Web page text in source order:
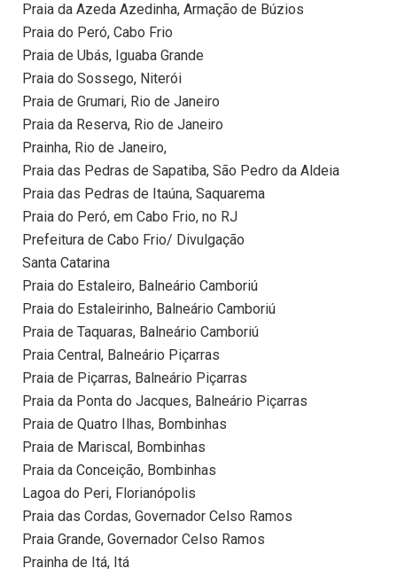
Praia da Azeda Azedinha, Armação de Búzios
Praia do Peró, Cabo Frio
Praia de Ubás, Iguaba Grande
Praia do Sossego, Niterói
Praia de Grumari, Rio de Janeiro
Praia da Reserva, Rio de Janeiro
Prainha, Rio de Janeiro,
Praia das Pedras de Sapatiba, São Pedro da Aldeia
Praia das Pedras de Itaúna, Saquarema
Praia do Peró, em Cabo Frio, no RJ
Prefeitura de Cabo Frio/ Divulgação
Santa Catarina
Praia do Estaleiro, Balneário Camboriú
Praia do Estaleirinho, Balneário Camboriú
Praia de Taquaras, Balneário Camboriú
Praia Central, Balneário Piçarras
Praia de Piçarras, Balneário Piçarras
Praia da Ponta do Jacques, Balneário Piçarras
Praia de Quatro Ilhas, Bombinhas
Praia de Mariscal, Bombinhas
Praia da Conceição, Bombinhas
Lagoa do Peri, Florianópolis
Praia das Cordas, Governador Celso Ramos
Praia Grande, Governador Celso Ramos
Prainha de Itá, Itá